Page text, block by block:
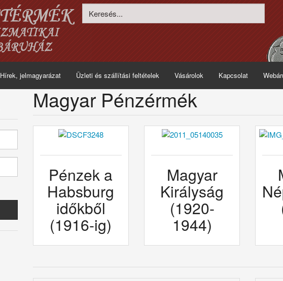
Hírek, jelmagyarázat Üzleti és szállítási feltételek Vásárolok Kapcsolat
Magyar Pénzérmék
Pénzek a
Habsburg
időkből
(1916-ig)
Magyar
Királyság
(1920-
1944)